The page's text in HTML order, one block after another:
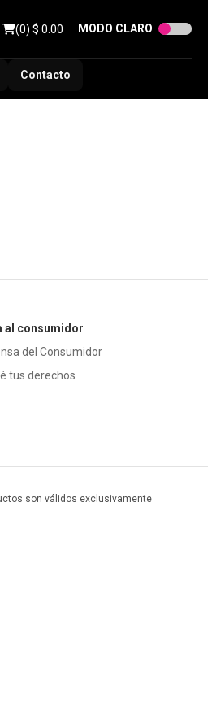
(0) $ 0.00 MODO CLARO
Contacto
al consumidor
del Consumidor
tus derechos
son válidos exclusivamente